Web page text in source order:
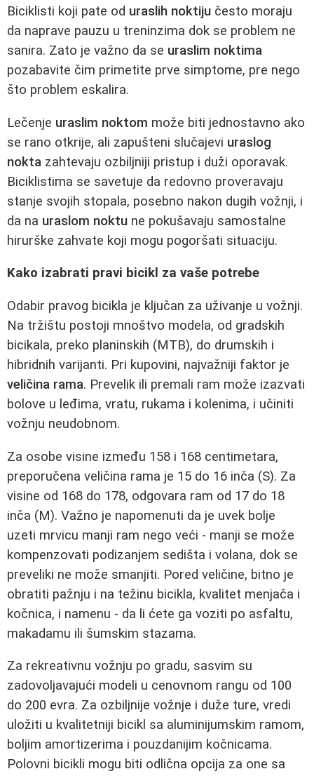
Biciklisti koji pate od uraslih noktiju često moraju
da naprave pauzu u treninzima dok se problem ne
sanira. Zato je važno da se uraslim noktima
pozabavite čim primetite prve simptome, pre nego
što problem eskalira.
Lečenje uraslim noktom može biti jednostavno ako
se rano otkrije, ali zapušteni slučajevi uraslog
nokta zahtevaju ozbiljniji pristup i duži oporavak.
Biciklistima se savetuje da redovno proveravaju
stanje svojih stopala, posebno nakon dugih vožnji, i
da na uraslom noktu ne pokušavaju samostalne
hirurške zahvate koji mogu pogoršati situaciju.
Kako izabrati pravi bicikl za vaše potrebe
Odabir pravog bicikla je ključan za uživanje u vožnji.
Na tržištu postoji mnoštvo modela, od gradskih
bicikala, preko planinskih (MTB), do drumskih i
hibridnih varijanti. Pri kupovini, najvažniji faktor je
veličina rama. Prevelik ili premali ram može izazvati
bolove u leđima, vratu, rukama i kolenima, i učiniti
vožnju neudobnom.
Za osobe visine između 158 i 168 centimetara,
preporučena veličina rama je 15 do 16 inča (S). Za
visine od 168 do 178, odgovara ram od 17 do 18
inča (M). Važno je napomenuti da je uvek bolje
uzeti mrvicu manji ram nego veći - manji se može
kompenzovati podizanjem sedišta i volana, dok se
preveliki ne može smanjiti. Pored veličine, bitno je
obratiti pažnju i na težinu bicikla, kvalitet menjača i
kočnica, i namenu - da li ćete ga voziti po asfaltu,
makadamu ili šumskim stazama.
Za rekreativnu vožnju po gradu, sasvim su
zadovoljavajući modeli u cenovnom rangu od 100
do 200 evra. Za ozbiljnije vožnje i duže ture, vredi
uložiti u kvalitetniji bicikl sa aluminijumskim ramom,
boljim amortizerima i pouzdanijim kočnicama.
Polovni bicikli mogu biti odlična opcija za one sa